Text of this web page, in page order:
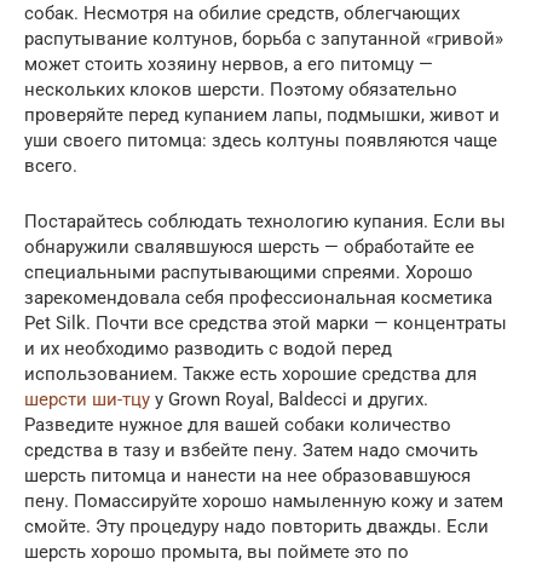
собак. Несмотря на обилие средств, облегчающих
распутывание колтунов, борьба с запутанной «гривой»
может стоить хозяину нервов, а его питомцу —
нескольких клоков шерсти. Поэтому обязательно
проверяйте перед купанием лапы, подмышки, живот и
уши своего питомца: здесь колтуны появляются чаще
всего.
Постарайтесь соблюдать технологию купания. Если вы
обнаружили свалявшуюся шерсть — обработайте ее
специальными распутывающими спреями. Хорошо
зарекомендовала себя профессиональная косметика
Pet Silk. Почти все средства этой марки — концентраты
и их необходимо разводить с водой перед
использованием. Также есть хорошие средства для
шерсти ши-тцу у Grown Royal, Baldecci и других.
Разведите нужное для вашей собаки количество
средства в тазу и взбейте пену. Затем надо смочить
шерсть питомца и нанести на нее образовавшуюся
пену. Помассируйте хорошо намыленную кожу и затем
смойте. Эту процедуру надо повторить дважды. Если
шерсть хорошо промыта, вы поймете это по